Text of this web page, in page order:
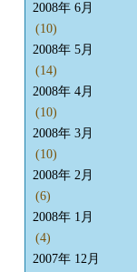
2008年 6月
(10)
2008年 5月
(14)
2008年 4月
(10)
2008年 3月
(10)
2008年 2月
(6)
2008年 1月
(4)
2007年 12月